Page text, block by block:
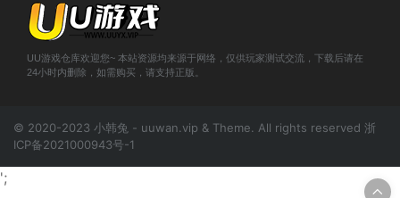
UU游戏仓库欢迎您~ 本站资源均来源于网络，仅供玩家测试交流，下载后请在
24小时内删除，如需购买，请支持正版。
© 2020-2023 小韩兔 - uuwan.vip & Theme. All rights reserved 浙
ICP备2021000943号-1
';